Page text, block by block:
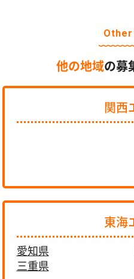
他の地域の募
関西
東海
愛知県
三重県